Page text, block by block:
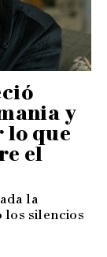
y
lo que
el
la
los silencios